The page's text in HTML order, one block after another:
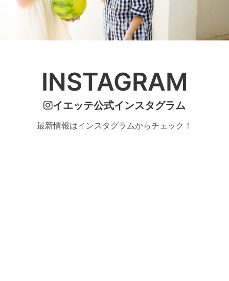
INSTAGRAM
イエッテ公式インスタグラム
最新情報はインスタグラムからチェック！